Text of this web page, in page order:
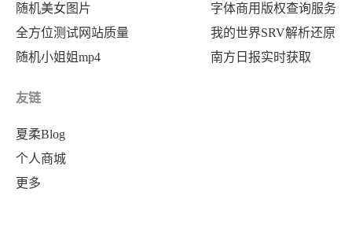
随机美女图片
全方位测试网站质量
随机小姐姐mp4
字体商用版权查询服务
我的世界SRV解析还原
南方日报实时获取
友链
夏柔Blog
个人商城
更多